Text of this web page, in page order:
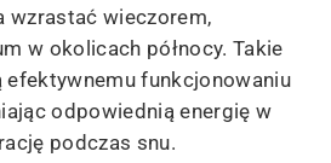
wzrastać wieczorem,
w okolicach północy. Takie
funkcjonowaniu
odpowiednią energię w
podczas snu.